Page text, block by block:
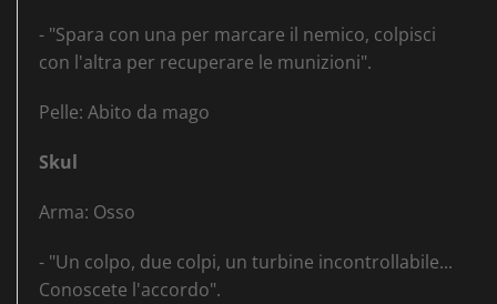
- "Spara con una per marcare il nemico, colpisci
con l'altra per recuperare le munizioni".
Pelle: Abito da mago
Skul
Arma: Osso
- "Un colpo, due colpi, un turbine incontrollabile...
Conoscete l'accordo".